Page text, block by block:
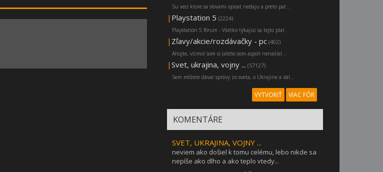
Su veci ktore sa slovami opisat nedaju a preto pat...
| Playstation 5 (2224)
Playstation 5 fórum - Všetko týkajúc sa tejto plat...
| Zľavy/akcie/rozdávačky - pc (402)
Ahojte, všimol som si (alebo som aspoň nenašiel...
| Svet, ukrajina, vojny ... (57127)
Sem môžete dávať správy zo sveta, o Ukrajine a ďal...
VYTVORIŤ VIAC FÓR
KOMENTÁRE
SVET, UKRAJINA, VOJNY ...
neviem ako došiel k tomu celému, lebo nikde sa
nepíše ako dlho a ako teplo vtedy...